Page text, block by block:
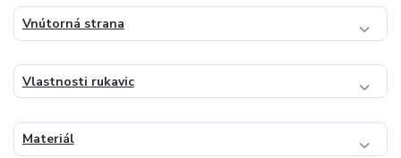
Vnútorná strana
Vlastnosti rukavic
Materiál